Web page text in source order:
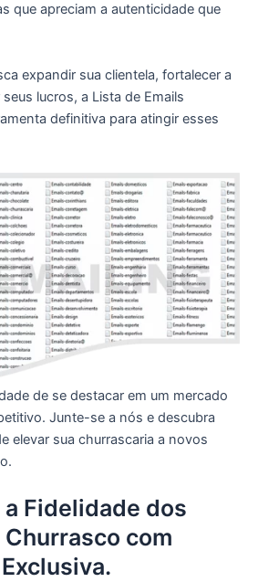
que apreciam a autenticidade que
expandir sua clientela, fortalecer a
lucros, a Lista de Emails
definitiva para atingir esses
de se destacar em um mercado
Junte-se a nós e descubra
elevar sua churrascaria a novos
Fidelidade dos
com